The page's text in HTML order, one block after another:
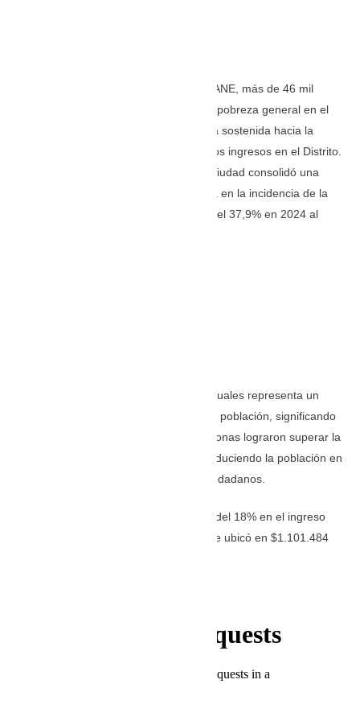
De acuerdo con el último reporte del DANE, más de 46 mil
ciudadanos salieron de la condición de pobreza general en el
último año. consolidando una tendencia sostenida hacia la
equidad y la distribución más justa de los ingresos en el Distrito.
Las cifras oficiales demuestran que la ciudad consolidó una
reducción estadísticamente significativa en la incidencia de la
pobreza monetaria, la cual descendió del 37,9% en 2024 al
Esta disminución de 9,3 puntos porcentuales representa un
avance estructural en el bienestar de la población, significando
que en términos absolutos 46.122 personas lograron superar la
línea de pobreza monetaria general, reduciendo la población en
esta condición de 190 mil a 143.878 ciudadanos.
El impacto coincide con un incremento del 18% en el ingreso
per cápita medio de la ciudad, el cual se ubicó en $1.101.484